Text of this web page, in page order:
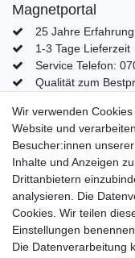
Magnetportal
25 Jahre Erfahrung
1-3 Tage Lieferzeit
Service Telefon:
Qualität zum
Mein Konto
Konto
Login
Kontaktformular
Impressum
Wir verwenden
Website und
Besucher:innen
Inhalte und Anzeigen
Drittanbietern
analysieren. Die
Cookies. Wir teilen
Einstellungen benennen.
Die Datenverarbeitung